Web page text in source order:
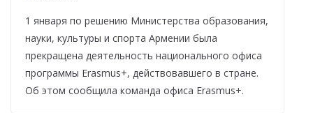
1 января по решению Министерства образования,
науки, культуры и спорта Армении была
прекращена деятельность национального офиса
программы Erasmus+, действовавшего в стране.
Об этом сообщила команда офиса Erasmus+.